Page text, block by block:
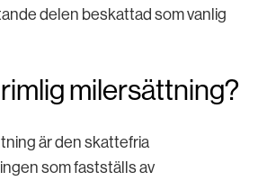
delen beskattad som vanlig
milersättning?
är den skattefria
som fastställs av